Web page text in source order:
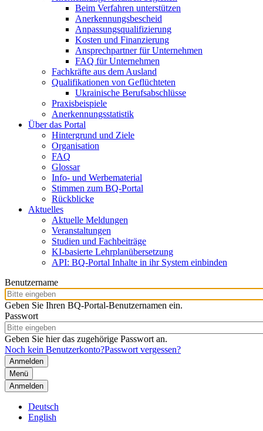
Beim Verfahren unterstützen
Anerkennungsbescheid
Anpassungsqualifizierung
Kosten und Finanzierung
Ansprechpartner für Unternehmen
FAQ für Unternehmen
Fachkräfte aus dem Ausland
Qualifikationen von Geflüchteten
Ukrainische Berufsabschlüsse
Praxisbeispiele
Anerkennungsstatistik
Über das Portal
Hintergrund und Ziele
Organisation
FAQ
Glossar
Info- und Werbematerial
Stimmen zum BQ-Portal
Rückblicke
Aktuelles
Aktuelle Meldungen
Veranstaltungen
Studien und Fachbeiträge
KI-basierte Lehrplanübersetzung
API: BQ-Portal Inhalte in ihr System einbinden
Benutzername
Geben Sie Ihren BQ-Portal-Benutzernamen ein.
Passwort
Geben Sie hier das zugehörige Passwort an.
Noch kein Benutzerkonto?Passwort vergessen?
Menü
Anmelden
Deutsch
English